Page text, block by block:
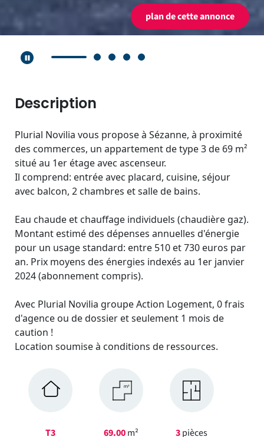
plan de cette annonce
Description
Plurial Novilia vous propose à Sézanne, à proximité
des commerces, un appartement de type 3 de 69 m²
situé au 1er étage avec ascenseur.
Il comprend: entrée avec placard, cuisine, séjour
avec balcon, 2 chambres et salle de bains.
Eau chaude et chauffage individuels (chaudière gaz).
Montant estimé des dépenses annuelles d'énergie
pour un usage standard: entre 510 et 730 euros par
an. Prix moyens des énergies indexés au 1er janvier
2024 (abonnement compris).
Avec Plurial Novilia groupe Action Logement, 0 frais
d'agence ou de dossier et seulement 1 mois de
caution !
Location soumise à conditions de ressources.
T3 69.00m² 3pièces